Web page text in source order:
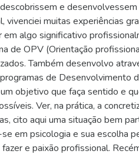
e desenvolvessem
vivenciei muitas experiências
em algo significativo
de OPV (Orientação
Também desenvolvo
de Desenvolvimento
objetivo que faça sentido e
Ver, na prática, a
cito aqui uma situação bem
em psicologia e sua escolha
e paixão profissional.